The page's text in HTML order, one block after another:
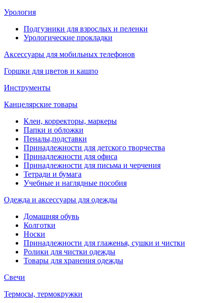
Урология
Подгузники для взрослых и пеленки
Урологические прокладки
Аксессуары для мобильных телефонов
Горшки для цветов и кашпо
Инструменты
Канцелярские товары
Клеи, корректоры, маркеры
Папки и обложки
Пеналы,подставки
Принадлежности для детского творчества
Принадлежности для офиса
Принадлежности для письма и черчения
Тетради и бумага
Учебные и наглядные пособия
Одежда и аксессуары для одежды
Домашняя обувь
Колготки
Носки
Принадлежности для глаженья, сушки и чистки
Ролики для чистки одежды
Товары для хранения одежды
Свечи
Термосы, термокружки